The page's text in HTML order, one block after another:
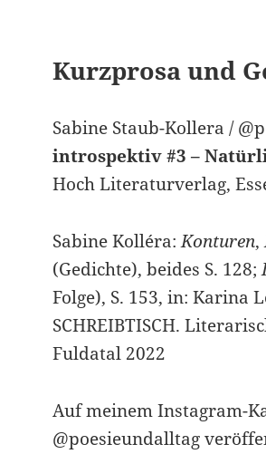
Kurzprosa und
Sabine Staub-Kollera /
introspektiv #3 –
Hoch Literaturverlag,
Sabine Kolléra:Konturen,
(Gedichte), beides S. 128;
Folge), S. 153, in: Karina
SCHREIBTISCH.
Fuldatal 2022
Auf meinem Instagram-
@poesieundalltag